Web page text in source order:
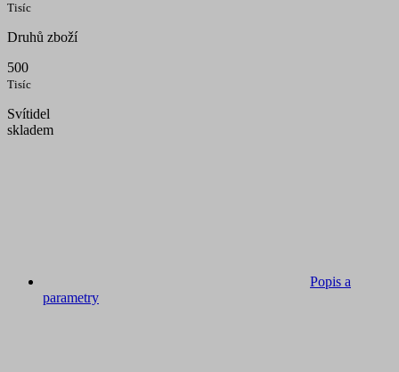
Tisíc
Druhů zboží
500
Tisíc
Svítidel
skladem
Popis a
parametry